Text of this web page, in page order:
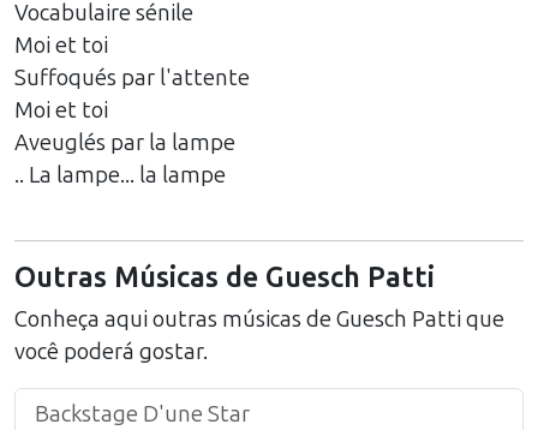
Vocabulaire sénile
Moi et toi
Suffoqués par l'attente
Moi et toi
Aveuglés par la lampe
.. La lampe... la lampe
Outras Músicas de Guesch Patti
Conheça aqui outras músicas deGuesch Pattique
você poderá gostar.
Backstage D'une Star